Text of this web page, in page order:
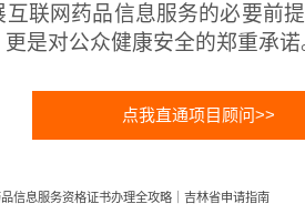
互联网药品信息服务的必要前
是对公众健康安全的郑重承
点我直通项目顾问>>
品信息服务资格证书办理全攻略｜吉林省申请指南